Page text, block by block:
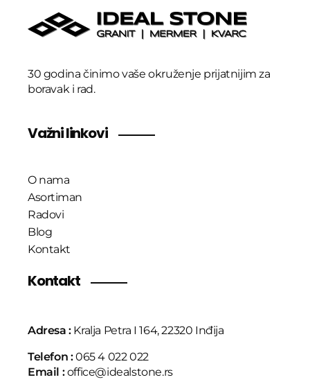
30 godina činimo vaše okruženje prijatnijim za
boravak i rad.
Važni linkovi
O nama
Asortiman
Radovi
Blog
Kontakt
Kontakt
Adresa : Kralja Petra I 164, 22320 Inđija
Telefon :065 4 022 022
Email :office@idealstone.rs